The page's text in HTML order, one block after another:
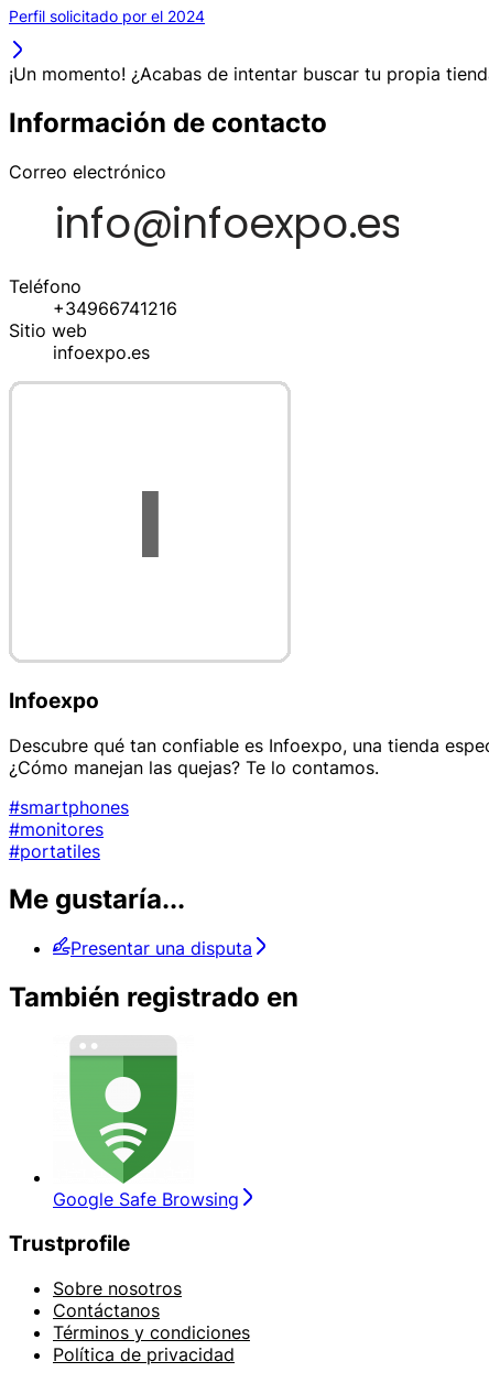
Perfil solicitado por el 2024
¡Un momento! ¿Acabas de intentar buscar tu propia
Información de contacto
Correo electrónico
Teléfono
+34966741216
Sitio web
infoexpo.es
Infoexpo
Descubre qué tan confiable es Infoexpo, una tienda
¿Cómo manejan las quejas? Te lo contamos.
#smartphones
#monitores
#portatiles
Me gustaría...
Presentar una disputa
También registrado en
Google Safe Browsing
Trustprofile
Sobre nosotros
Contáctanos
Términos y condiciones
Política de privacidad